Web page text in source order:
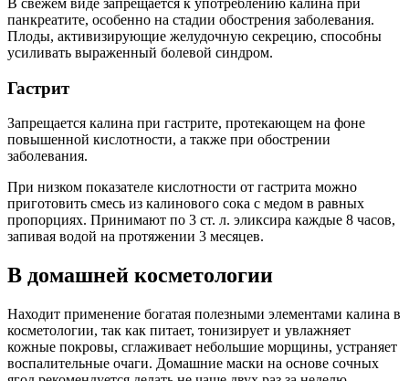
панкреатите, особенно на стадии обострения заболевания.
Плоды, активизирующие желудочную секрецию, способны
усиливать выраженный болевой синдром.
Гастрит
Запрещается калина при гастрите, протекающем на фоне
повышенной кислотности, а также при обострении
заболевания.
При низком показателе кислотности от гастрита можно
приготовить смесь из калинового сока с медом в равных
пропорциях. Принимают по 3 ст. л. эликсира каждые 8 часов,
запивая водой на протяжении 3 месяцев.
В домашней косметологии
Находит применение богатая полезными элементами калина в
косметологии, так как питает, тонизирует и увлажняет
кожные покровы, сглаживает небольшие морщины, устраняет
воспалительные очаги. Домашние маски на основе сочных